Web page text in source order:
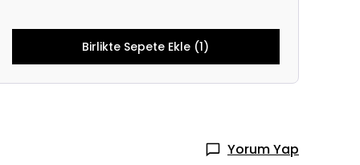
Birlikte Sepete Ekle (1)
Yorum Yap